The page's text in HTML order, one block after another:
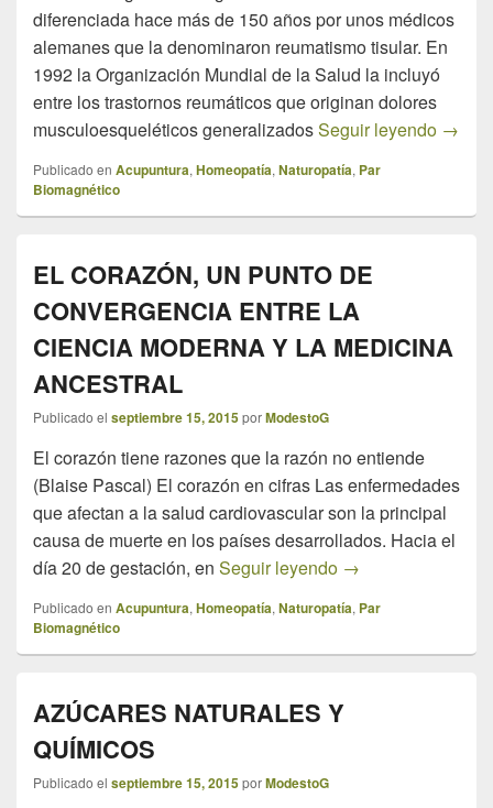
diferenciada hace más de 150 años por unos médicos
alemanes que la denominaron reumatismo tisular. En
1992 la Organización Mundial de la Salud la incluyó
entre los trastornos reumáticos que originan dolores
musculoesqueléticos generalizadosSeguir leyendo →
Publicado en Acupuntura, Homeopatía, Naturopatía, Par
Biomagnético
EL CORAZÓN, UN PUNTO DE
CONVERGENCIA ENTRE LA
CIENCIA MODERNA Y LA MEDICINA
ANCESTRAL
Publicado el septiembre 15, 2015porModestoG
El corazón tiene razones que la razón no entiende
(Blaise Pascal) El corazón en cifras Las enfermedades
que afectan a la salud cardiovascular son la principal
causa de muerte en los países desarrollados. Hacia el
día 20 de gestación, en Seguir leyendo EL CORAZÓN,
→
Publicado en Acupuntura, Homeopatía, Naturopatía, Par
Biomagnético
AZÚCARES NATURALES Y
QUÍMICOS
Publicado el septiembre 15, 2015porModestoG